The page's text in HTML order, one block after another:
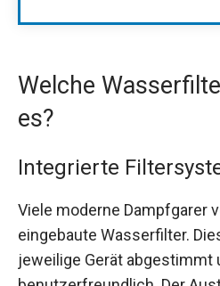
Welche
es?
Integrierte
Viele moderne Dampfgarer
eingebaute Wasserfilter.
jeweilige Gerät abgestimmt